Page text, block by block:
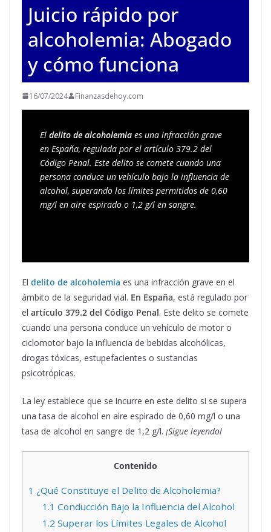
Juicio rápido por
alcoholemia: Abogado
y cómo funciona
16/07/2024 Finanzasdehoy.com
El delito de alcoholemia es una infracción grave
en España, regulada por el artículo 379.2 del
Código Penal. Este delito se comete cuando una
persona conduce un vehículo bajo la influencia de
alcohol, superando los límites permitidos de 0,60
mg/l en aire espirado o 1,2 g/l en sangre.
El delito de alcoholemia es una infracción grave en el
ámbito de la seguridad vial. En España, está regulado por
el artículo 379.2 del Código Penal. Este delito se comete
cuando una persona conduce un vehículo de motor o
ciclomotor bajo la influencia de bebidas alcohólicas,
drogas tóxicas, estupefacientes o sustancias
psicotrópicas.
La ley establece que se incurre en este delito si se supera
una tasa de alcohol en aire espirado de 0,60 mg/l o una
tasa de alcohol en sangre de 1,2 g/l. ¡Sigue leyendo!
Contenido
1 ¿Qué Constituye el Delito de Alcoholemia?
1.1 Conducción Bajo la Influencia del Alcohol
1.2 Superar los Límites Legales de Alcohol